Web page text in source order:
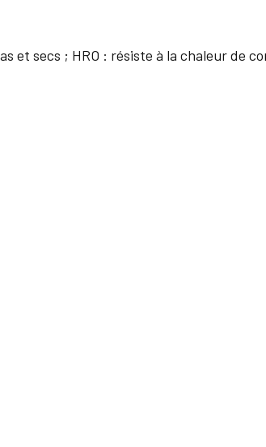
secs ; HRO : résiste à la chaleur de